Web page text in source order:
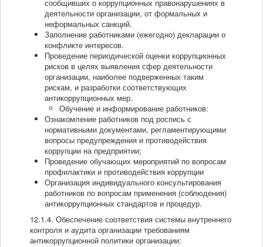
сообщивших о коррупционных правонарушениях в
деятельности организации, от формальных и
неформальных санкций.
Заполнение работниками (ежегодно) декларации о
конфликте интересов.
Проведение периодической оценки коррупционных
рисков в целях выявления сфер деятельности
организации, наиболее подверженных таким
рискам, и разработки соответствующих
антикоррупционных мер.
Обучение и информирование работников:
Ознакомление работников под роспись с
нормативными документами, регламентирующими
вопросы предупреждения и противодействия
коррупции на предприятии;
Проведение обучающих мероприятий по вопросам
профилактики и противодействия коррупции
Организация индивидуального консультирования
работников по вопросам применения (соблюдения)
антикоррупционных стандартов и процедур.
12.1.4. Обеспечение соответствия системы внутреннего
контроля и аудита организации требованиям
антикоррупционной политики организации: